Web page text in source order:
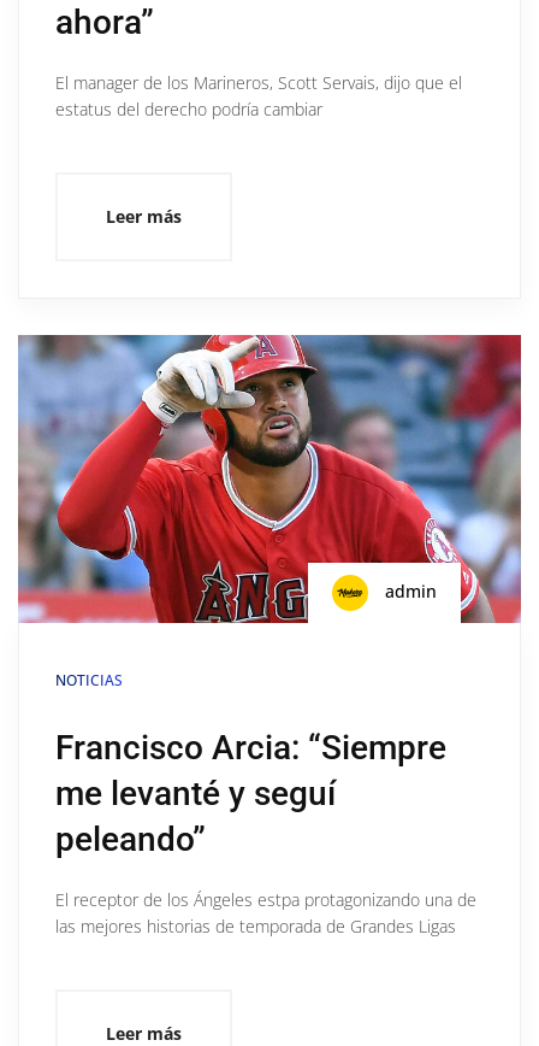
ahora”
El manager de los Marineros, Scott Servais, dijo que el
estatus del derecho podría cambiar
Leer más
admin
NOTICIAS
Francisco Arcia: “Siempre
me levanté y seguí
peleando”
El receptor de los Ángeles estpa protagonizando una de
las mejores historias de temporada de Grandes Ligas
Leer más